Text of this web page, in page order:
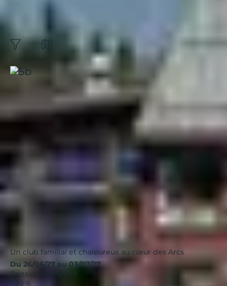
du Nord en pension
complète :
filtres
Trier par:
Arc 1800, Club "L'hôtel du Golf"
Alpes
Un club familial et chaleureux au cœur des Arcs
Du 26/06/27 au 03/07/27
Pension complète
- 20 %